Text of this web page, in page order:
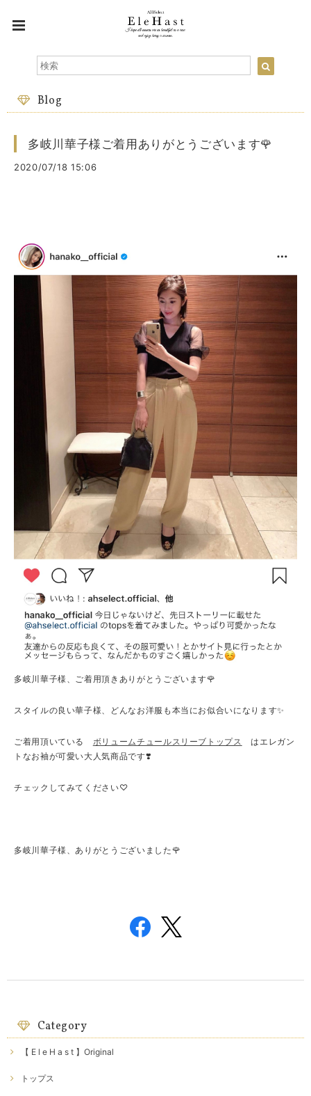
Blog
多岐川華子様ご着用ありがとうございます🌹
2020/07/18 15:06
多岐川華子様、ご着用頂きありがとうございます🌹
スタイルの良い華子様、どんなお洋服も本当にお似合いになります✨
ご着用頂いている ボリュームチュールスリーブトップス
はエレガン
トなお袖が可愛い大人気商品です❣️
チェックしてみてください♡
多岐川華子様、ありがとうございました🌹
Category
【 E l e H a s t 】Original
トップス